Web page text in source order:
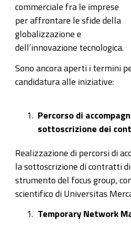
commerciale fra le imprese
per affrontare le sfide della
globalizzazione e
dell’innovazione tecnologica.
Sono ancora aperti i termini
candidatura
Percorso di
sottoscrizione dei
Realizzazione di percorsi di
la sottoscrizione di contratti
strumento del focus group,
scientifico di Universitas
Temporary Network